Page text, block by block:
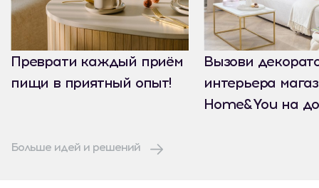
Преврати каждый приём
пищи в приятный опыт!
Вызови
интерьера
Home&You на
Больше идей и решений